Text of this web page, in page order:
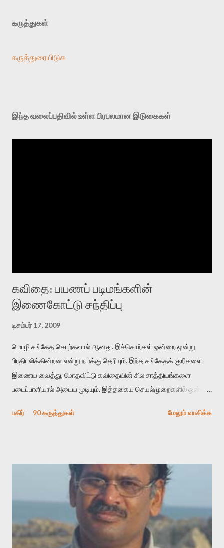
கருத்துகள்
கருத்துரையிடுக
இந்த வலைப்பதிவில் உள்ள பிரபலமான இடுகைகள்
கவிதை: பயணப் படிமங்களின்
இணைகோட்டு சந்திப்பு
டிசம்பர் 17, 2009
மொழி சங்கேத சொற்களால் ஆனது. இச்சொற்கள் ஒன்றை ஒன்று
பிரதிபலிக்கின்றன என்று நமக்கு தெரியும். இந்த சங்கேதக் குறிகளை
இணைய வைத்து, மோதவிட்டு கவிதையின் சில சாத்தியங்களை
படைப்பாளியால் அடைய முடியும். இத்தகைய செயல்முறைகளில் ஒன்றை
காலத்தில் ஜாலவித்தைக்காரர்கள் வந்து போன பின் அவர்களின்
அதிகமாக்கும். கொல்லாது. ஒரு கனவை மீட்டெடுப்பதன் நோக்கம்
என்னவாக இருக்கும்? கவிதையின் அரூப இயக்கத்தை பொதுவயமாக
வடிக்க முயல்வதும் அதற்கே. கோயில் கருவறையின்
மென்வெளிச்சத்தில் நுண்பேசியின் படக்கருவியை இயக்கி சாத்தி
வைத்து விட்டு இயக்கத்தை அறிவோம். அறிதல் அபச்சாரமில்லை.
பயணப் படிமம் என்பது காக்னிடிவ் பொயடிக்ஸ் எனும் சமகால
பகிர் 90 கருத்துகள் மேலும் வாசிக்க